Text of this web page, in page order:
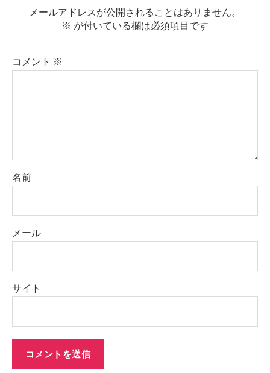
メールアドレスが公開されることはありません。
※ が付いている欄は必須項目です
コメント ※
名前
メール
サイト